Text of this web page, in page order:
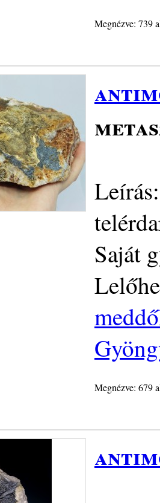
Megnézve: 739
Saját
Megnézve: 679